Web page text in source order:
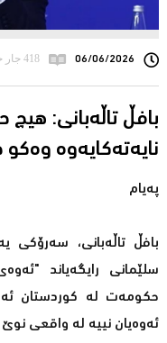
06/06/2026 418 جار خوێنراوەتەوە
بافڵ تاڵه‌بانی:
نایه‌ته‌كایه‌وه‌
پەیام
بافڵ تاڵه‌بانی، سه‌رۆكی
سلێمانی رایگه‌یاند
حكومه‌ت له‌ كوردستان
ئه‌وه‌یان نییه‌ له‌ واقعی